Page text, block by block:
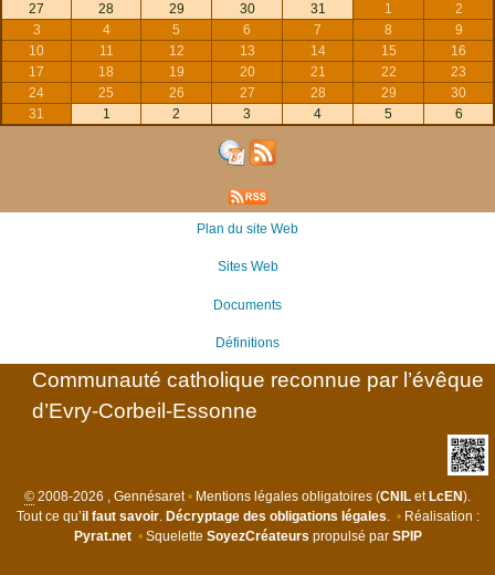
27 28 29 30 31 1
2
3
4 5 6 7 8
9
10
11 12 13 14 15
16
17
18 19 20 21 22
23
24
25 26 27 28 29
30
31
1 2 3 4 5 6
Plan du site Web
Sites Web
Documents
Définitions
Communauté catholique reconnue par l’évêque
d’Evry-Corbeil-Essonne
© 2008-2026 , Gennésaret • Mentions légales obligatoires (CNIL etLcEN).
Tout ce qu’il faut savoir. Décryptage des obligations légales • Réalisation :
Pyrat.net •Squelette SoyezCréateurs propulsé par SPIP